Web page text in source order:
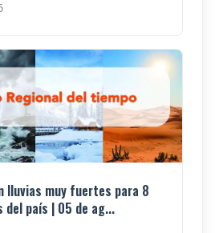
lluvias muy fuertes para 8
del país | 05 de ag...